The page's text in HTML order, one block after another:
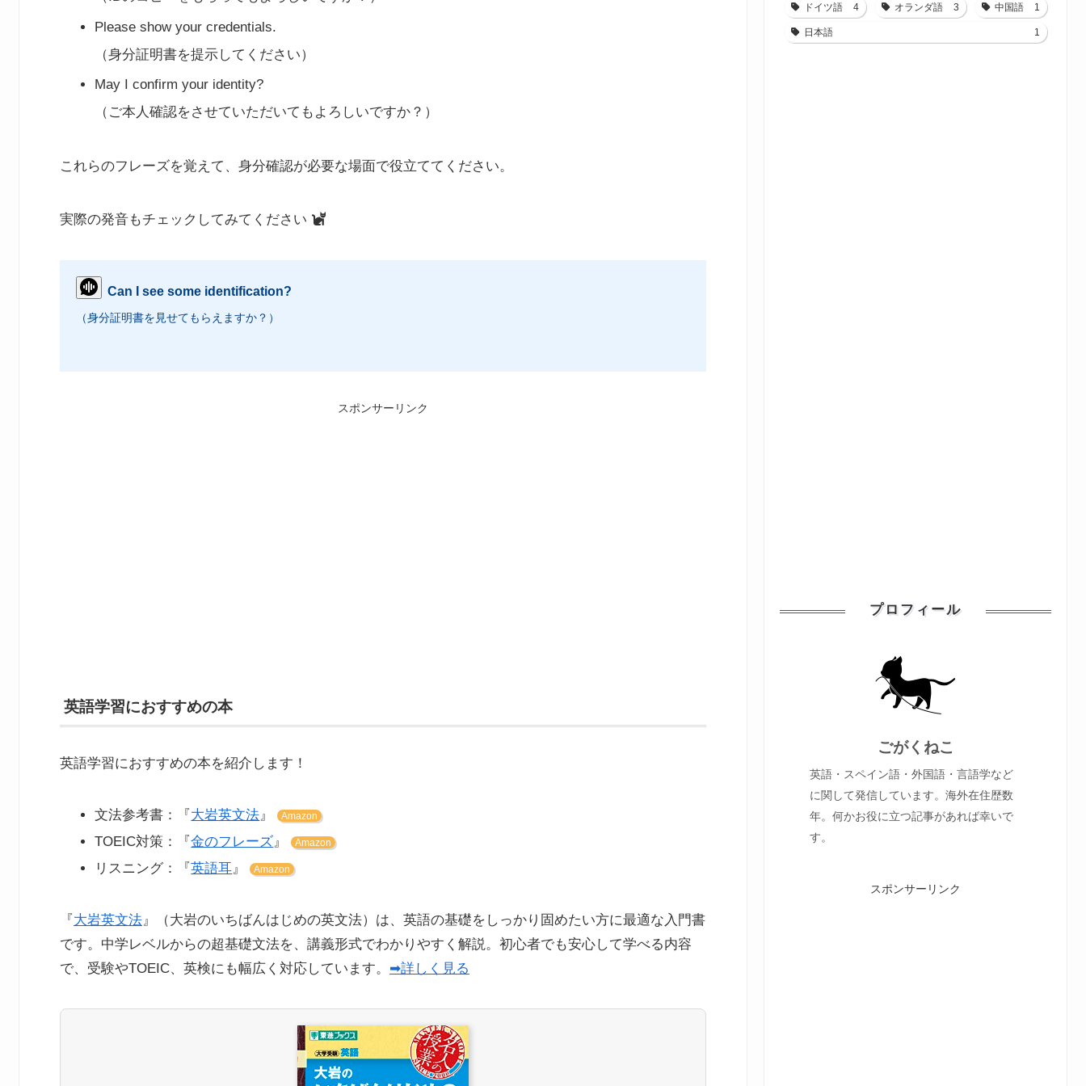
Please show your credentials.
（身分証明書を提示してください）
May I confirm your identity?
（ご本人確認をさせていただいてもよろしいですか？）
これらのフレーズを覚えて、身分確認が必要な場面で役立ててください。
実際の発音もチェックしてみてください
Can I see some identification?
（身分証明書を見せてもらえますか？）
スポンサーリンク
英語学習におすすめの本
英語学習におすすめの本を紹介します！
文法参考書：『大岩英文法 』 Amazon
TOEIC対策：『金のフレーズ』 Amazon
リスニング：『英語耳』 Amazon
『 大岩英文法』（大岩のいちばんはじめの英文法）は、英語の基礎をしっかり固めたい方に最適な入門書
です。中学レベルからの超基礎文法を、講義形式でわかりやすく解説。初心者でも安心して学べる内容
で、受験やTOEIC、英検にも幅広く対応しています。 ➡詳しく見る
ドイツ語 4 オランダ語 3 中国語 1
日本語 1
プロフィール
ごがくねこ
英語・スペイン語・外国語・言語学など
に関して発信しています。海外在住歴数
年。何かお役に立つ記事があれば幸いで
す。
スポンサーリンク